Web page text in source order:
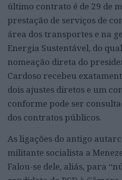
último contrato é de 29 de
prestação de serviços de
área dos transportes e na
Energia Sustentável, do
nomeação direta do
Cardoso recebeu
dois ajustes diretos e um
conforme pode ser
dos contratos públicos.
As ligações do antigo
militante socialista a
Falou-se dele, aliás, para